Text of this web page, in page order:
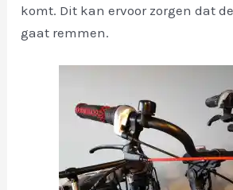
komt. Dit kan ervoor zorgen dat
gaat remmen.